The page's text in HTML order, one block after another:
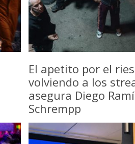
El apetito por el
volviendo a los
asegura Diego
Schrempp